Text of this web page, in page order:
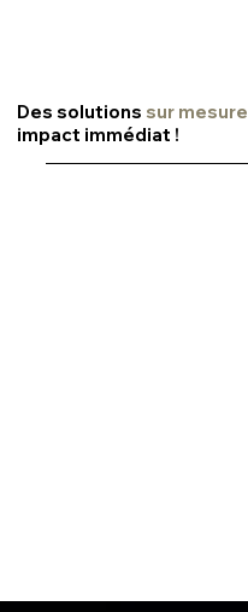
Des solutions sur mesure
impact immédiat !